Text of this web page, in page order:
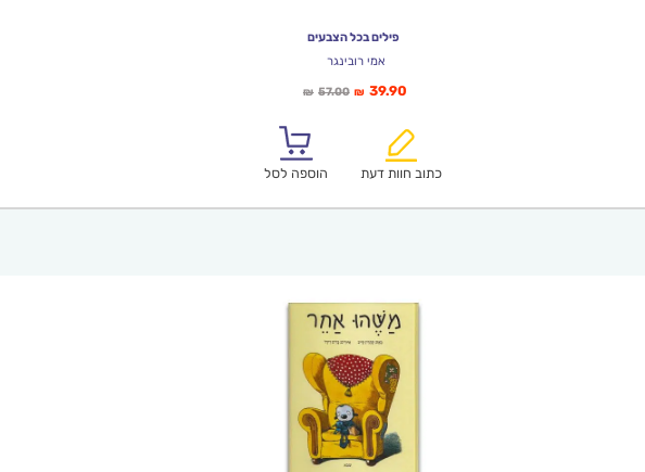
פילים בכל הצבעים
אמי רובינגר
₪ 57.00המחיר
₪57.00.
₪ 39.90
הוא:
כתוב חוות דעת
הוספה לסל